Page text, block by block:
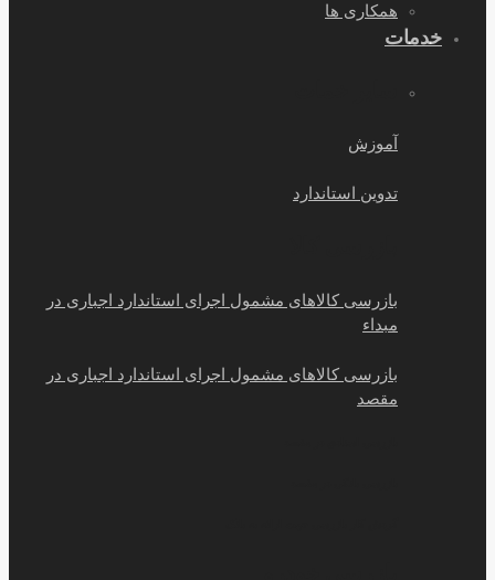
همکاری ها
خدمات
آموزش
تدوین استاندارد
بازرسی کالاهای مشمول اجرای استاندارد اجباری در
مبداء
بازرسی کالاهای مشمول اجرای استاندارد اجباری در
مقصد